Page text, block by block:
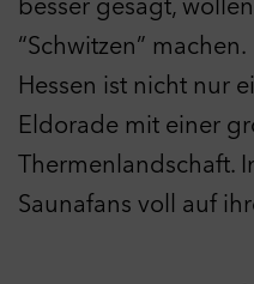
besser gesagt,
“Schwitzen” machen.
Hessen ist nicht nur
Eldorade mit einer
Thermenlandschaft.
Saunafans voll auf